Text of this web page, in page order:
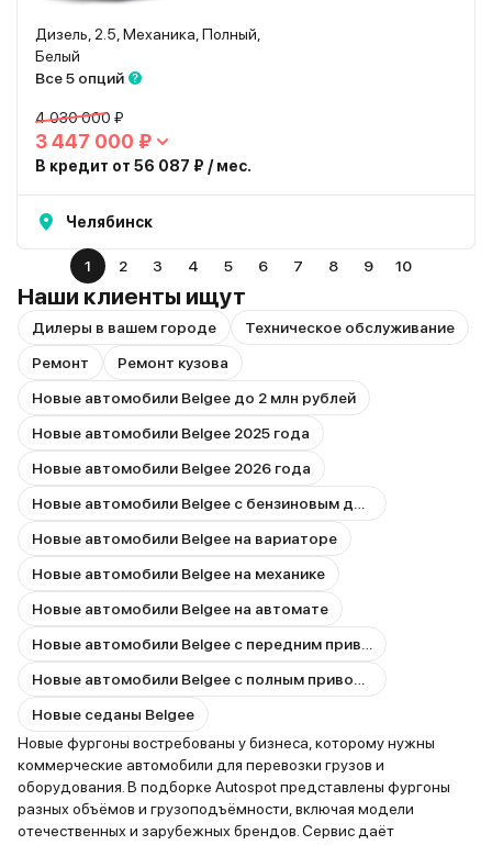
Дизель, 2.5, Механика, Полный,
Белый
Все 5 опций
4 030 000 ₽
3 447 000 ₽
В кредит от 56 087 ₽ / мес.
Челябинск
1 2 3 4 5 6 7 8 9 10
Наши клиенты ищут
Дилеры в вашем городе
Техническое обслуживание
Ремонт
Ремонт кузова
Новые автомобили Belgee до 2 млн рублей
Новые автомобили Belgee 2025 года
Новые автомобили Belgee 2026 года
Новые автомобили Belgee на вариаторе
Новые автомобили Belgee на механике
Новые автомобили Belgee на автомате
Новые седаны Belgee
Новые фургоны востребованы у бизнеса, которому нужны
коммерческие автомобили для перевозки грузов и
оборудования. В подборке Autospot представлены фургоны
разных объёмов и грузоподъёмности, включая модели
отечественных и зарубежных брендов. Сервис даёт